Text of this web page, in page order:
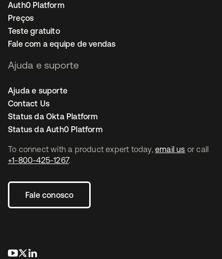
To connect with a product expert today, email us or call
+1-800-425-1267.
Fale conosco
abre em uma nova guia
abre em uma nova guia
Auth0 Platform
Preços
Teste gratuito
Fale com a equipe de vendas
Ajuda e suporte
Ajuda e suporte
Contact Us
Status da Okta Platform
Status da Auth0 Platform